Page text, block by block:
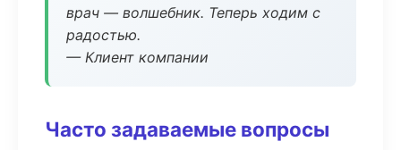
врач — волшебник. Теперь ходим с
радостью.
— Клиент компании
Часто задаваемые вопросы